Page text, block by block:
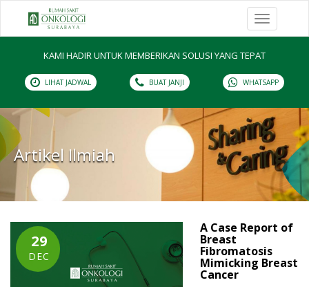
Toggle
navigation
KAMI HADIR UNTUK MEMBERIKAN SOLUSI YANG TEPAT
LIHAT JADWAL BUAT JANJI WHATSAPP
Artikel Ilmiah
29
DEC
A Case Report of
Breast
Fibromatosis
Mimicking Breast
Cancer